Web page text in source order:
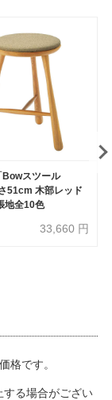
Bowスツール
51cm 木部レッド
地全10色
33,660 円
格です。
る場合がござい